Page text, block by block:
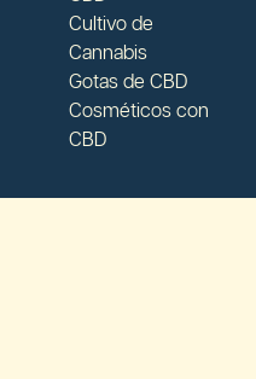
Cultivo de
Cannabis
Gotas de CBD
Cosméticos con
CBD